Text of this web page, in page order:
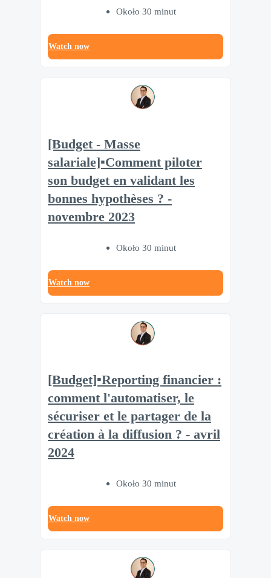
Około 30 minut
Watch now
[Budget - Masse
salariale]▪️Comment piloter
son budget en validant les
bonnes hypothèses ? -
novembre 2023
Około 30 minut
Watch now
[Budget]▪️Reporting financier :
comment l'automatiser, le
sécuriser et le partager de la
création à la diffusion ? - avril
2024
Około 30 minut
Watch now